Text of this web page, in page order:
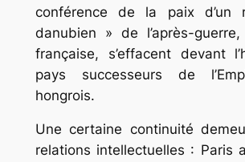
conférence de la paix d’un
danubien » de l’après-
française, s’effacent devant
pays successeurs de
hongrois.
Une certaine continuité
relations intellectuelles : Paris